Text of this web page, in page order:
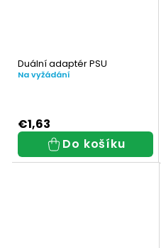
Duální adaptér PSU
Na vyžádání
€1,63
Do košíku